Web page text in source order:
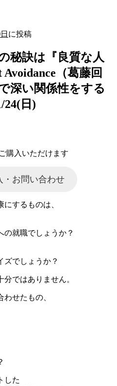
に投稿
秘訣は『良質な人
（葛藤回
深い関係性をする
24(日)
購入いただけます
・お問い合わせ
するものは、
の就職でしょうか？
ズでしょうか？
ではありません。
せたもの、
した